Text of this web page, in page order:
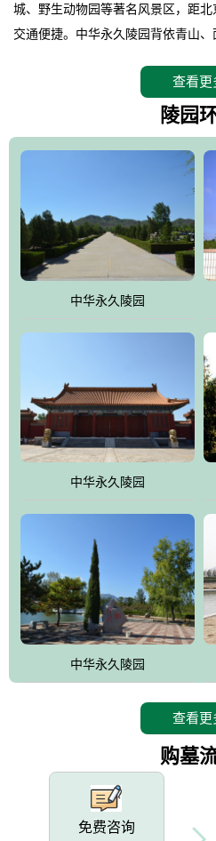
城、野生动物园等著名风景区，距北
交通便捷。中华永久陵园背依青山
地。在总体设计上完全以中国传统
而成，宛如一把太师椅，呈坐南朝
环绕挡住了外界的风吹，流动的生
符合山环水抱，藏风纳气的要求。
势如宏，是华北地区最大的平川式
体吸取现代园林艺术之精华
查看更
陵园
中华永久陵园
中华永久陵园
中华永久陵园
查看更
购墓
免费咨询